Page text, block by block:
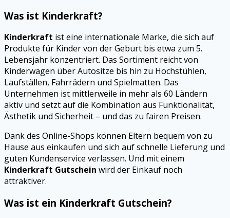
Was ist Kinderkraft?
Kinderkraft ist eine internationale Marke, die sich auf
Produkte für Kinder von der Geburt bis etwa zum 5.
Lebensjahr konzentriert. Das Sortiment reicht von
Kinderwagen über Autositze bis hin zu Hochstühlen,
Laufställen, Fahrrädern und Spielmatten. Das
Unternehmen ist mittlerweile in mehr als 60 Ländern
aktiv und setzt auf die Kombination aus Funktionalität,
Ästhetik und Sicherheit – und das zu fairen Preisen.
Dank des Online-Shops können Eltern bequem von zu
Hause aus einkaufen und sich auf schnelle Lieferung und
guten Kundenservice verlassen. Und mit einem
Kinderkraft Gutschein wird der Einkauf noch
attraktiver.
Was ist ein Kinderkraft Gutschein?